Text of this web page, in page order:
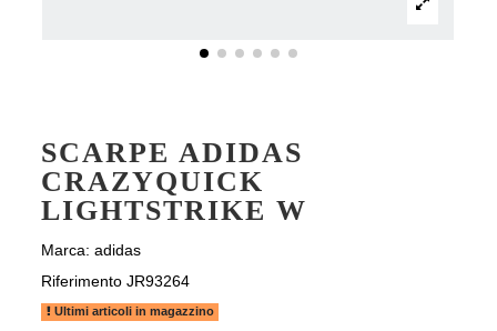
SCARPE ADIDAS
CRAZYQUICK
LIGHTSTRIKE W
Marca: adidas
Riferimento JR93264
Ultimi articoli in magazzino